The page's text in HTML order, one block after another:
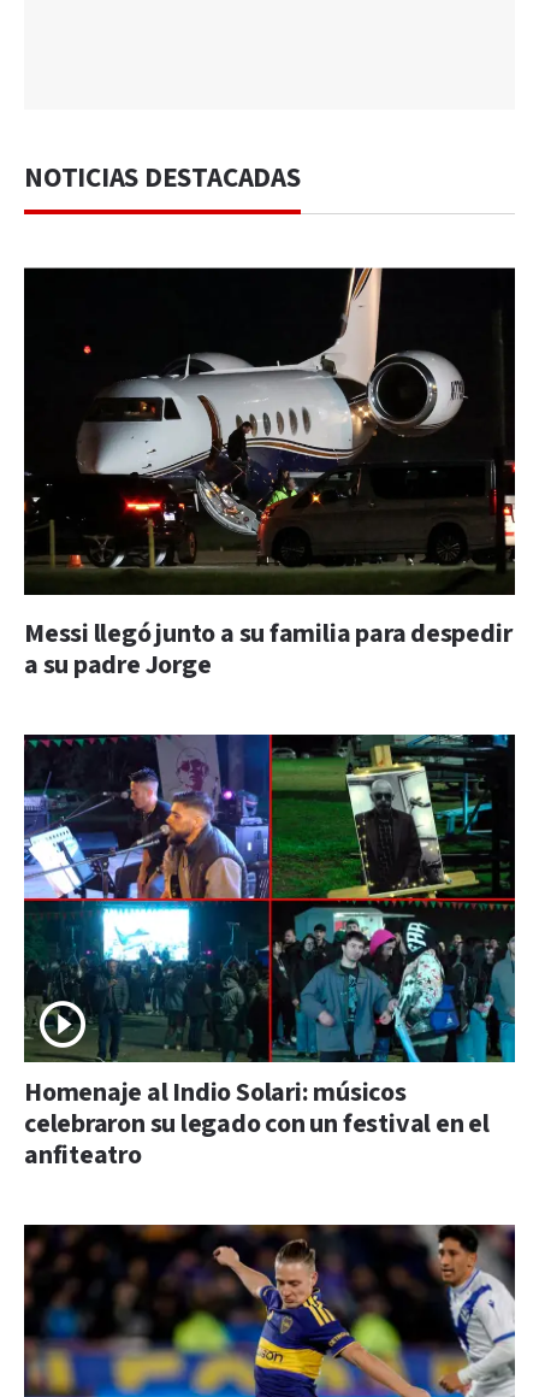
NOTICIAS DESTACADAS
Messi llegó junto a su familia para despedir
a su padre Jorge
Homenaje al Indio Solari: músicos
celebraron su legado con un festival en el
anfiteatro